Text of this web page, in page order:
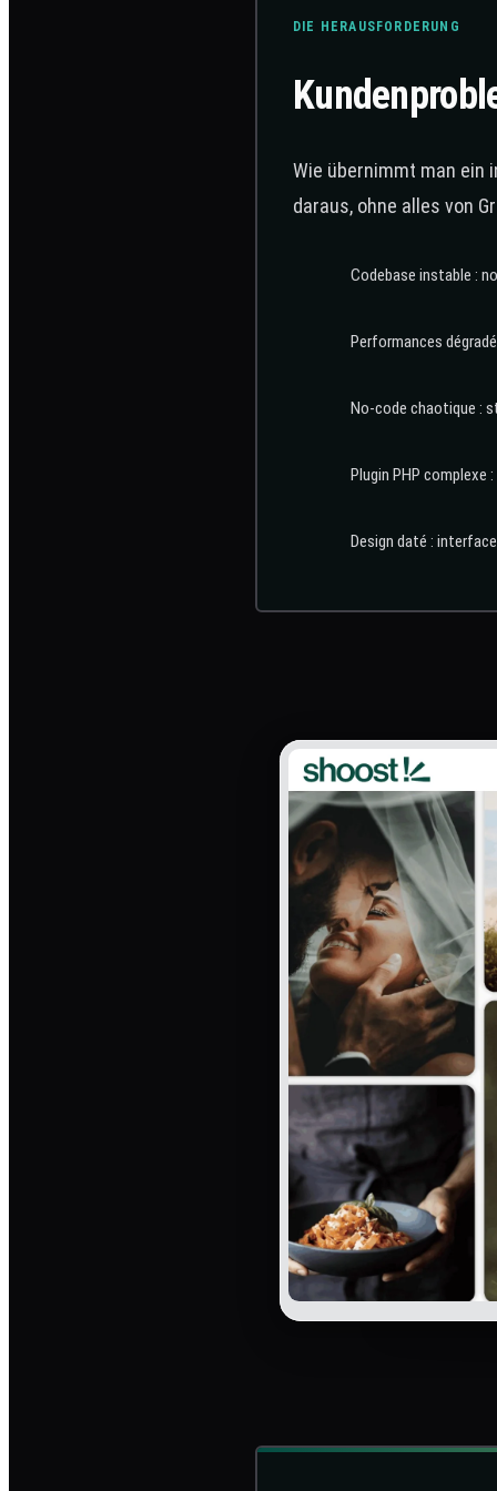
DIE HERAUSFORDERUNG
Wie übernimmt man
daraus, ohne alles von
Codebase instable :
Performances
No-code chaotique :
Plugin PHP complexe
Design daté :